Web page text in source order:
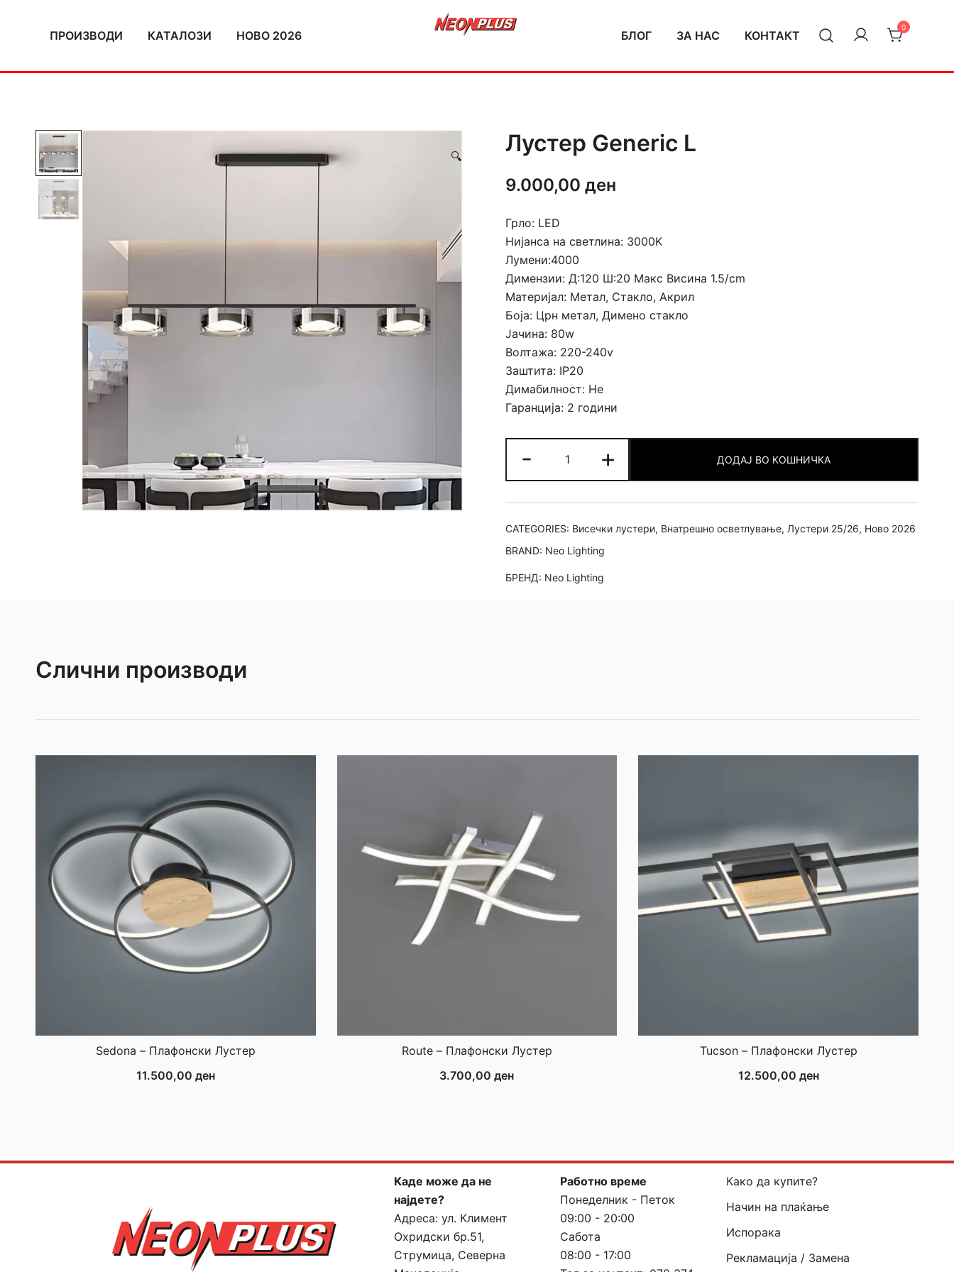
ПРОИЗВОДИ КАТАЛОЗИ НОВО 2026 БЛОГ ЗА НАС КОНТАКТ
0
🔍 Лустер Generic L
9.000,00 ден
Грло: LED
Нијанса на светлина: 3000K
Лумени:4000
Димензии: Д:120 Ш:20 Макс Висина 1.5/cm
Материјал: Метал, Стакло, Акрил
Боја: Црн метал, Димено стакло
Јачина: 80w
Волтажа: 220-240v
Заштита: IP20
Димабилност: Не
Гаранција: 2 години
-
Generic
L
quantity
+ ДОДАЈ ВО КОШНИЧКА
CATEGORIES: Висечки лустери, Внатрешно осветлување, Лустери 25/26, Ново 2026
BRAND: Neo Lighting
БРЕНД: Neo Lighting
Слични производи
Sedona – Плафонски Лустер
11.500,00 ден
Route – Плафонски Лустер
3.700,00ден
Tucson – Плафонски Лустер
12.500,00 ден
Каде може да не
најдете?
Адреса: ул. Климент
Охридски бр.51,
Струмица, Северна
Работно време
Понеделник - Петок
09:00 - 20:00
Сабота
08:00 - 17:00
Како да купите?
Начин на плаќање
Испорака
Рекламација / Замена